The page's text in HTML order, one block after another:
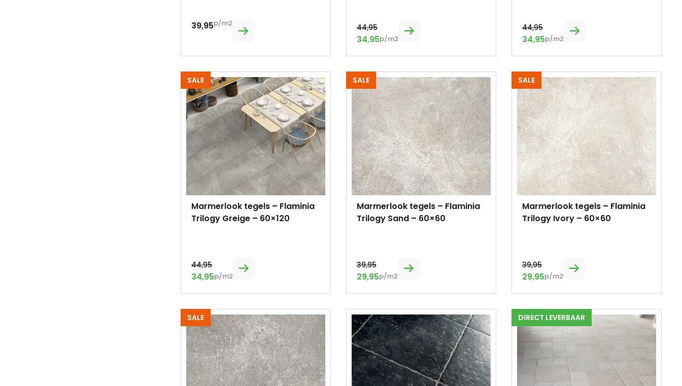
39,95p/m2 44,95
34,95p/m2
44,95
34,95p/m2
SALE
Marmerlook tegels – Flaminia
Trilogy Greige – 60×120
44,95
34,95p/m2
SALE
Marmerlook tegels – Flaminia
Trilogy Sand – 60×60
39,95
29,95p/m2
SALE
Marmerlook tegels – Flaminia
Trilogy Ivory – 60×60
39,95
29,95p/m2
SALE DIRECT LEVERBAAR